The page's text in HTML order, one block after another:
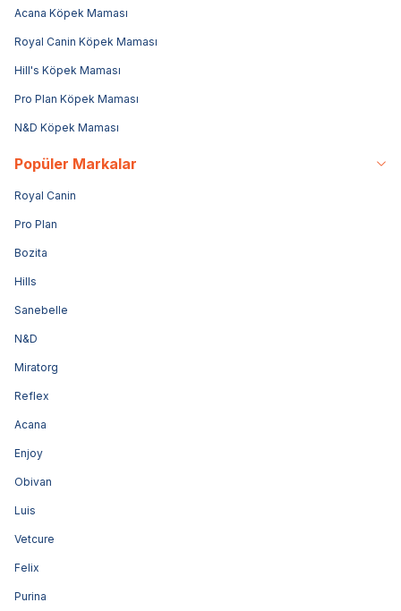
Acana Köpek Maması
Royal Canin Köpek Maması
Hill's Köpek Maması
Pro Plan Köpek Maması
N&D Köpek Maması
Popüler Markalar
Royal Canin
Pro Plan
Bozita
Hills
Sanebelle
N&D
Miratorg
Reflex
Acana
Enjoy
Obivan
Luis
Vetcure
Felix
Purina